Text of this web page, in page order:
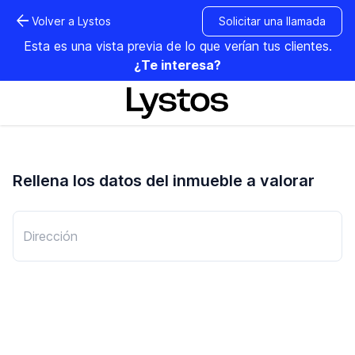
arrow_back Volver a Lystos
Esta es una vista previa de lo que verían tus clientes.
¿Te interesa?
Solicitar una llamada
Rellena los datos del inmueble a valorar